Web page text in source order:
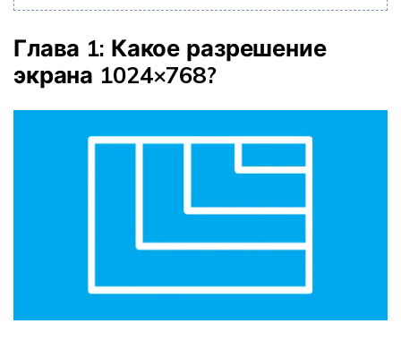
Глава 1: Какое разрешение
экрана 1024×768?